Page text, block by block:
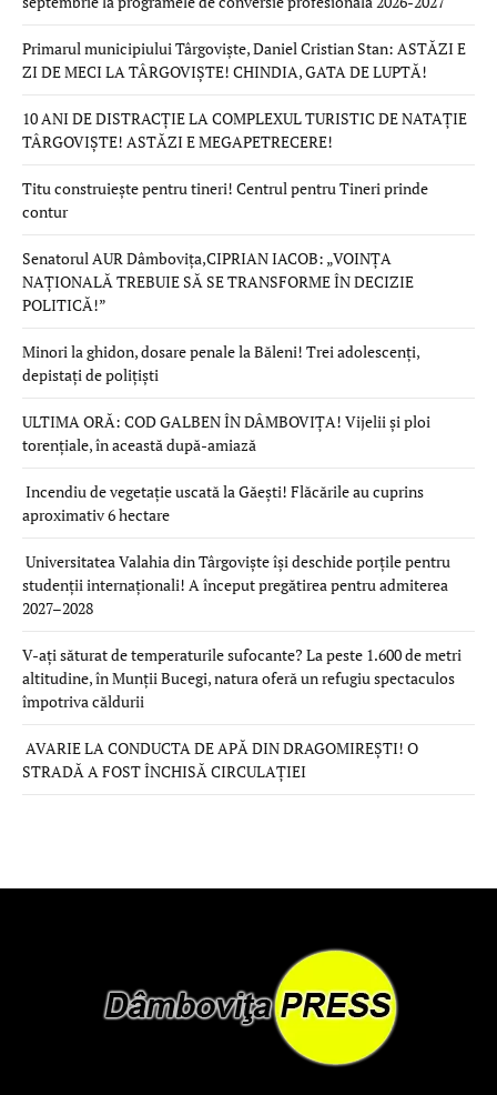
Primarul municipiului Târgoviște, Daniel Cristian Stan: ASTĂZI E
ZI DE MECI LA TÂRGOVIȘTE! CHINDIA, GATA DE LUPTĂ!
10 ANI DE DISTRACȚIE LA COMPLEXUL TURISTIC DE NATAȚIE
TÂRGOVIȘTE! ASTĂZI E MEGAPETRECERE!
Titu construiește pentru tineri! Centrul pentru Tineri prinde
contur
Senatorul AUR Dâmbovița,CIPRIAN IACOB: „VOINȚA
NAȚIONALĂ TREBUIE SĂ SE TRANSFORME ÎN DECIZIE
POLITICĂ!”
Minori la ghidon, dosare penale la Băleni! Trei adolescenți,
depistați de polițiști
ULTIMA ORĂ: COD GALBEN ÎN DÂMBOVIȚA! Vijelii și ploi
torențiale, în această după-amiază
Incendiu de vegetație uscată la Găești! Flăcările au cuprins
aproximativ 6 hectare
Universitatea Valahia din Târgoviște își deschide porțile pentru
studenții internaționali! A început pregătirea pentru admiterea
2027–2028
V-ați săturat de temperaturile sufocante? La peste 1.600 de metri
altitudine, în Munții Bucegi, natura oferă un refugiu spectaculos
împotriva căldurii
AVARIE LA CONDUCTA DE APĂ DIN DRAGOMIREȘTI! O
STRADĂ A FOST ÎNCHISĂ CIRCULAȚIEI